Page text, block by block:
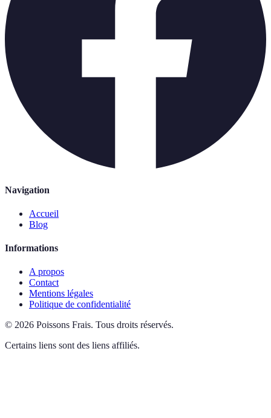
Navigation
Accueil
Blog
Informations
A propos
Contact
Mentions légales
Politique de confidentialité
© 2026 Poissons Frais. Tous droits réservés.
Certains liens sont des liens affiliés.